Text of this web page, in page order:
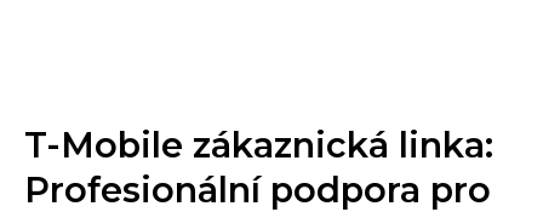
T-Mobile zákaznická linka:
Profesionální podpora pro